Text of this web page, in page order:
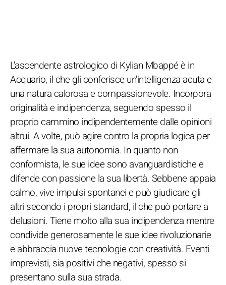
L'ascendente astrologico di Kylian Mbappé è in
Acquario, il che gli conferisce un'intelligenza acuta e
una natura calorosa e compassionevole. Incorpora
originalità e indipendenza, seguendo spesso il
proprio cammino indipendentemente dalle opinioni
altrui. A volte, può agire contro la propria logica per
affermare la sua autonomia. In quanto non
conformista, le sue idee sono avanguardistiche e
difende con passione la sua libertà. Sebbene appaia
calmo, vive impulsi spontanei e può giudicare gli
altri secondo i propri standard, il che può portare a
delusioni. Tiene molto alla sua indipendenza mentre
condivide generosamente le sue idee rivoluzionarie
e abbraccia nuove tecnologie con creatività. Eventi
imprevisti, sia positivi che negativi, spesso si
presentano sulla sua strada.